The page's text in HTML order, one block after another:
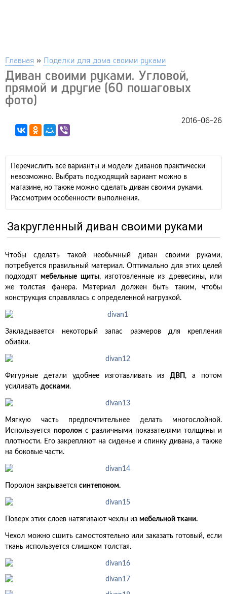
Главная » Поделки для дома своими руками
Диван своими руками. Угловой,
прямой и другие (60 пошаговых
фото)
2016-06-26
Перечислить все варианты и модели диванов практически
невозможно. Выбрать подходящий вариант можно в
магазине, но также можно сделать диван своими руками.
Рассмотрим особенности выполнения.
Закругленный диван своими руками
Чтобы сделать такой необычный диван своими руками,
потребуется правильный материал. Оптимально для этих целей
подходятмебельные щиты, изготовленные из древесины, или
же толстая фанера. Материал должен быть таким, чтобы
конструкция справлялась с определенной нагрузкой.
Закладывается некоторый запас размеров для крепления
обивки.
Фигурные детали удобнее изготавливать изДВП, а потом
усиливать досками.
Мягкую часть предпочтительнее делать многослойной.
Используется поролон с различными показателями толщины и
плотности. Его закрепляют на сиденье и спинку дивана, а также
на боковые части.
Поролон закрывается синтепоном.
Поверх этих слоев натягивают чехлы из мебельной ткани.
Чехол можно сшить самостоятельно или заказать готовый, если
ткань используется слишком толстая.